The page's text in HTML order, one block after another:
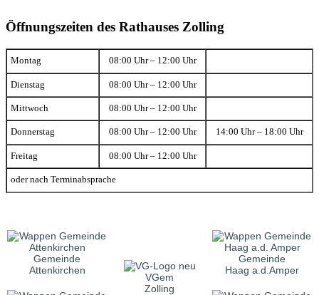
Öffnungszeiten des Rathauses Zolling
Montag 08:00 Uhr – 12:00 Uhr
Dienstag 08:00 Uhr – 12:00 Uhr
Mittwoch 08:00 Uhr – 12:00 Uhr
Donnerstag 08:00 Uhr – 12:00 Uhr 14:00 Uhr – 18:00 Uhr
Freitag 08:00 Uhr – 12:00 Uhr
oder nach Terminabsprache
Gemeinde
Attenkirchen
VGem
Zolling
Gemeinde
Haag a.d.Amper